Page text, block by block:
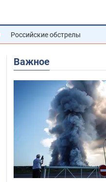
Российские обстрелы
Важное